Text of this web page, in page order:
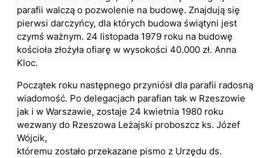
parafii walczą o pozwolenie na budowę. Znajdują się
pierwsi darczyńcy, dla których budowa świątyni jest
czymś ważnym. 24 listopada 1979 roku na budowę
kościoła złożyła ofiarę w wysokości 40.000 zł. Anna
Kloc.
Początek roku następnego przyniósł dla parafii radosną
wiadomość. Po delegacjach parafian tak w Rzeszowie
jak i w Warszawie, zostaje 24 kwietnia 1980 roku
wezwany do Rzeszowa Leżajski proboszcz ks. Józef
Wójcik,
któremu zostało przekazane pismo z Urzędu ds.